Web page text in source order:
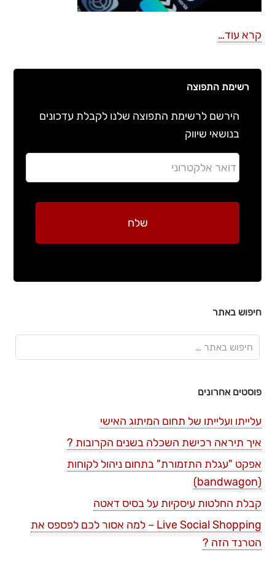
קרא עוד…
רשימת התפוצה
הירשם לרשימת התפוצה שלנו לקבלת עדכונים
בנושאי שיווק
חיפוש באתר
פוסטים אחרונים
עלייתו ועלייתו של תחום המיתוג האישי
איך תיראה רכישת השכלה בשנים הקרובות ?
אפקט "עגלת התזמורת" בתחום ניהול לקוחות
(bandwagon)
קבלת החלטות עיסקיות על בסיס דאטה
Live Social Shopping – למה אסור לכם לפספס את
הטרנד הזה ?